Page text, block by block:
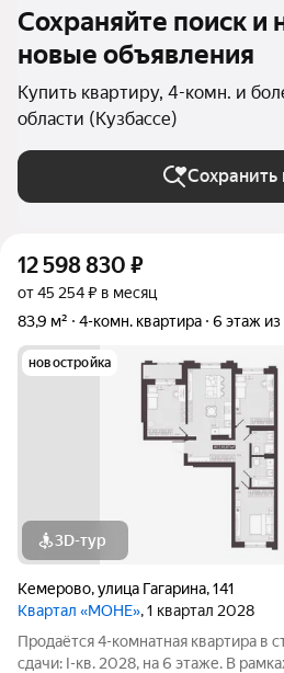
Сохраняйте поиск и
новые объявления
Купить квартиру, 4-комн. и
области (Кузбассе)
Сохранить
12 598 830 ₽
от 45 254 ₽ в месяц
83,9 м²
4-комн. квартира 6 этаж из
новостройка
3D-тур
Кемерово,улица Гагарина,141
Квартал «МОНЕ», 1 квартал 2028
Продаётся 4-комнатная квартира в
сдачи: I-кв. 2028, на 6 этаже. В